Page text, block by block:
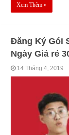
Xem Thêm »
Đăng Ký Gói
Ngày Giá rẻ
14 Tháng 4, 2019